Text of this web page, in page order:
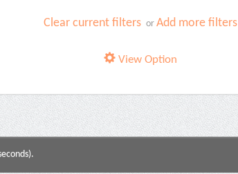
Clear current filters orAdd more filters
View Option